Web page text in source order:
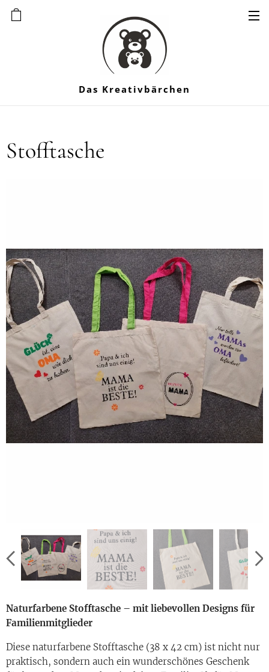
Das Kreativbärchen
Stofftasche
Naturfarbene Stofftasche – mit liebevollen Designs für
Familienmitglieder
Diese naturfarbene Stofftasche (38 x 42 cm) ist nicht nur
praktisch, sondern auch ein wunderschönes Geschenk